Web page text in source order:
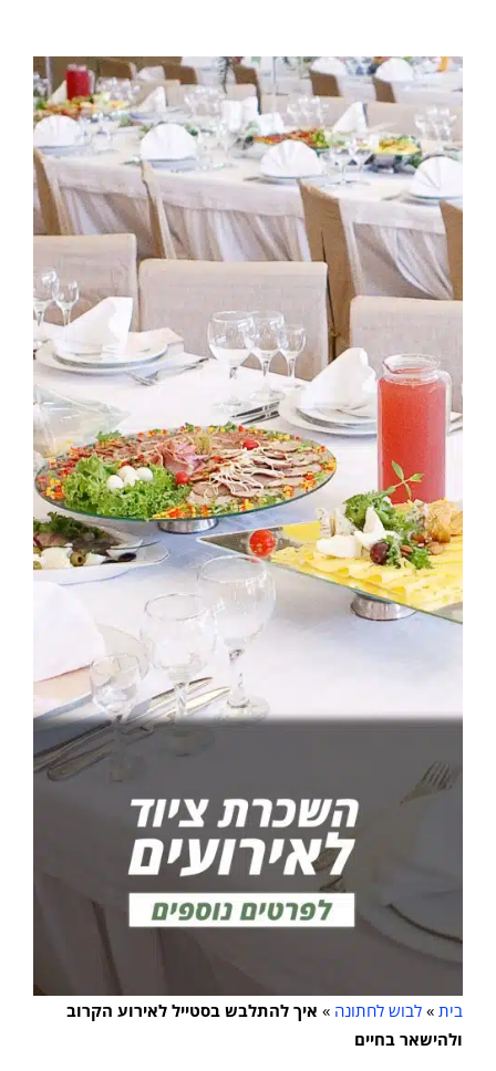
בית » לבוש לחתונה » איך להתלבש בסטייל לאירוע הקרוב
ולהישאר בחיים